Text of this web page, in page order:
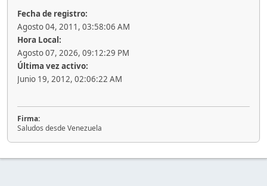
Fecha de registro:
Agosto 04, 2011, 03:58:06 AM
Hora Local:
Agosto 07, 2026, 09:12:29 PM
Última vez activo:
Junio 19, 2012, 02:06:22 AM
Firma:
Saludos desde Venezuela